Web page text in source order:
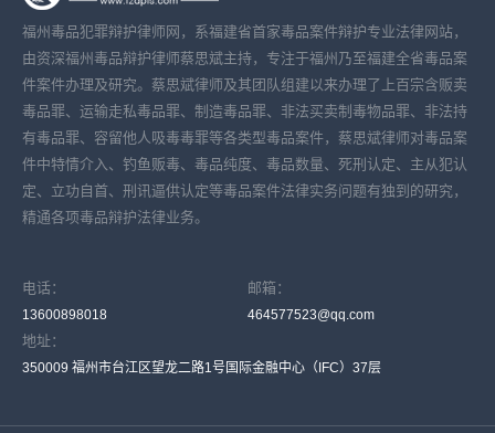
福州毒品犯罪辩护律师网，系福建省首家毒品案件辩护专业法律网站，
由资深福州毒品辩护律师蔡思斌主持，专注于福州乃至福建全省毒品案
件案件办理及研究。蔡思斌律师及其团队组建以来办理了上百宗含贩卖
毒品罪、运输走私毒品罪、制造毒品罪、非法买卖制毒物品罪、非法持
有毒品罪、容留他人吸毒毒罪等各类型毒品案件，蔡思斌律师对毒品案
件中特情介入、钓鱼贩毒、毒品纯度、毒品数量、死刑认定、主从犯认
定、立功自首、刑讯逼供认定等毒品案件法律实务问题有独到的研究，
精通各项毒品辩护法律业务。
电话：
13600898018
邮箱：
464577523@qq.com
地址：
350009 福州市台江区望龙二路1号国际金融中心（IFC）37层